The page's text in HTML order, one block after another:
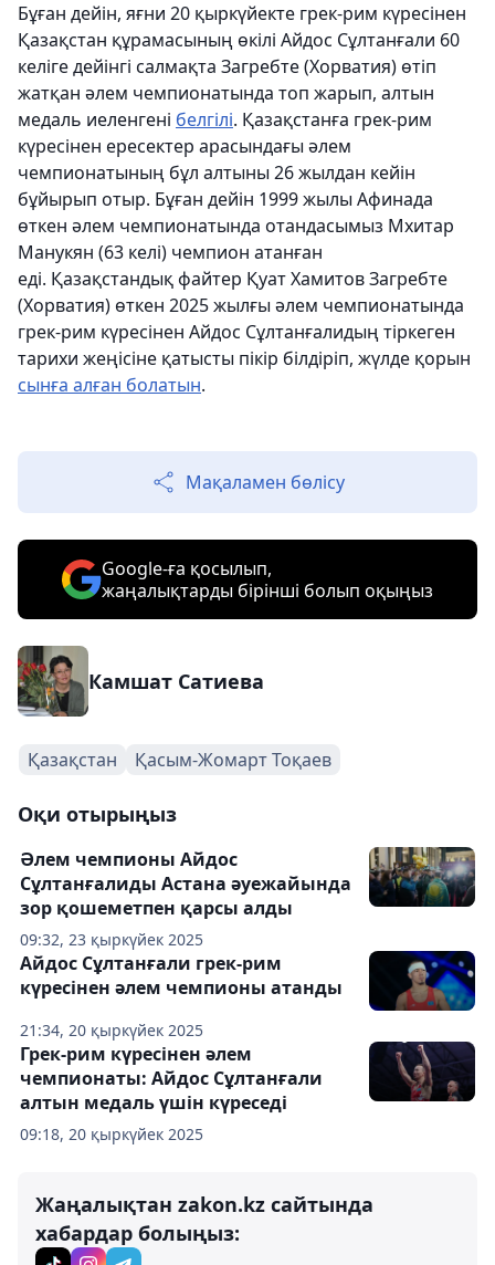
Бұған дейін, яғни 20 қыркүйекте грек-рим күресінен
Қазақстан құрамасының өкілі Айдос Сұлтанғали 60
келіге дейінгі салмақта Загребте (Хорватия) өтіп
жатқан әлем чемпионатында топ жарып, алтын
медаль иеленгені белгілі. Қазақстанға грек-рим
күресінен ересектер арасындағы әлем
чемпионатының бұл алтыны 26 жылдан кейін
бұйырып отыр. Бұған дейін 1999 жылы Афинада
өткен әлем чемпионатында отандасымыз Мхитар
Манукян (63 келі) чемпион атанған
еді. Қазақстандық файтер Қуат Хамитов Загребте
(Хорватия) өткен 2025 жылғы әлем чемпионатында
грек-рим күресінен Айдос Сұлтанғалидың тіркеген
тарихи жеңісіне қатысты пікір білдіріп, жүлде қорын
сынға алған болатын.
Мақаламен бөлісу
Google-ға қосылып,
жаңалықтарды бірінші болып оқыңыз
Камшат Сатиева
Қазақстан Қасым-Жомарт Тоқаев
Оқи отырыңыз
09:32, 23 қыркүйек 2025
Әлем чемпионы Айдос
Сұлтанғалиды Астана әуежайында
зор қошеметпен қарсы алды
21:34, 20 қыркүйек 2025
Айдос Сұлтанғали грек-рим
күресінен әлем чемпионы атанды
09:18, 20 қыркүйек 2025
Грек-рим күресінен әлем
чемпионаты: Айдос Сұлтанғали
алтын медаль үшін күреседі
Жаңалықтан zakon.kz сайтында
хабардар болыңыз: